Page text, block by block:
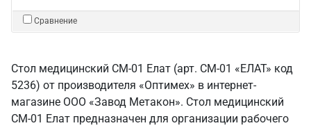
Сравнение
Стол медицинский СМ-01 Елат (арт. СМ-01 «ЕЛАТ» код
5236) от производителя «Оптимех» в интернет-
магазине ООО «Завод Метакон». Стол медицинский
СМ-01 Елат предназначен для организации рабочего